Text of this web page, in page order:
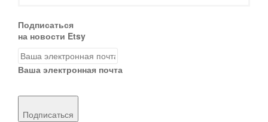
Подписаться
на новости Etsy
Ваша электронная почта
Подписаться